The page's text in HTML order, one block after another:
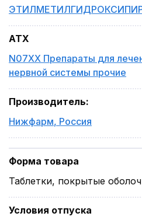
ATX
N07XX Препараты для
нервной системы прочие
Производитель:
Нижфарм, Россия
Форма товара
Таблетки, покрытые
Условия отпуска